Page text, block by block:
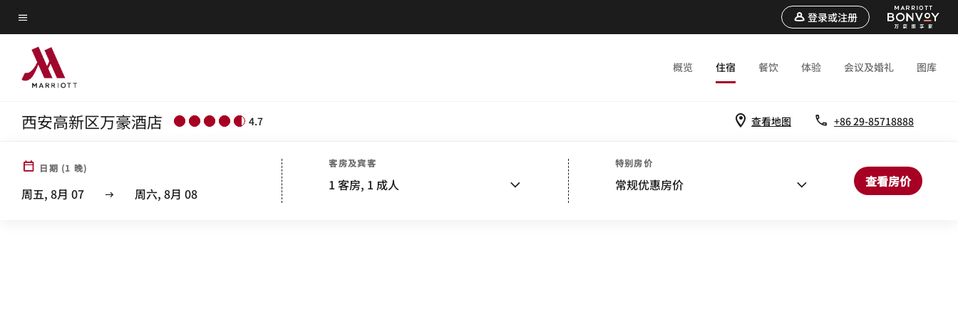
Skip
to
main
content
菜单文本
登录或注册
概览 住宿 餐饮 体验 会议及婚礼 图库
西安高新区万豪酒店 4.7 查看地图 +86 29-85718888
日期 (1 晚)
周五, 8月 07 周六, 8月 08
客房及宾客
1 客房, 1 成人
特别房价
常规优惠房价 查看房价